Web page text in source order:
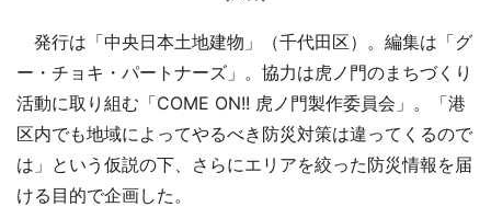
発行は「中央日本土地建物」（千代田区）。編集は「グ
ー・チョキ・パートナーズ」。協力は虎ノ門のまちづくり
活動に取り組む「COME ON!! 虎ノ門製作委員会」。「港
区内でも地域によってやるべき防災対策は違ってくるので
は」という仮説の下、さらにエリアを絞った防災情報を届
ける目的で企画した。